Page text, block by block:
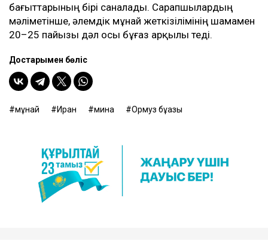
бағыттарының бірі саналады. Сарапшылардың
мәліметінше, әлемдік мұнай жеткізілімінің шамамен
20–25 пайызы дәл осы бұғаз арқылы өтеді.
Достарыңмен бөліс
мұнай Иран мина Ормуз бұғазы